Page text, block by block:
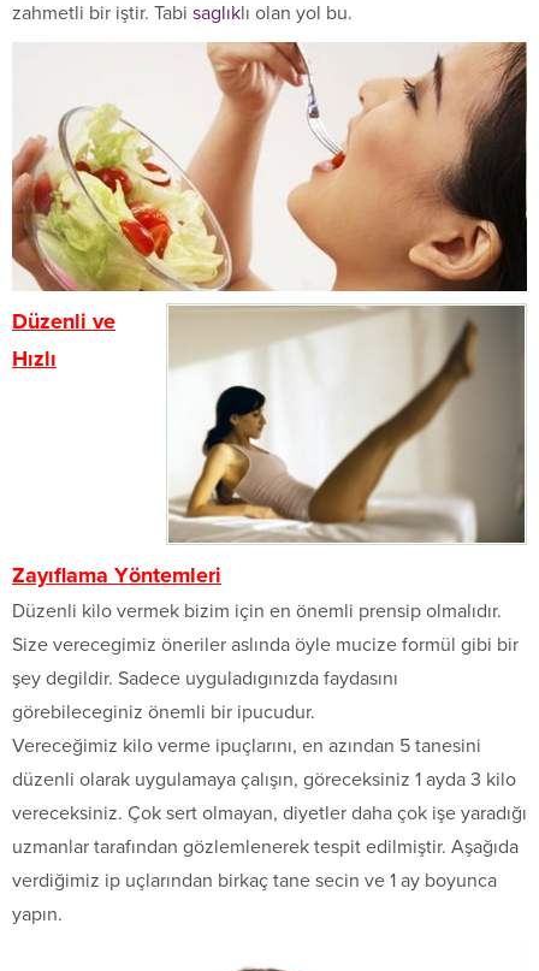
zahmetli bir iştir. Tabi saglıklı olan yol bu.
Düzenli ve
Hızlı
Zayıflama Yöntemleri
Düzenli kilo vermek bizim için en önemli prensip olmalıdır.
Size verecegimiz öneriler aslında öyle mucize formül gibi bir
şey degildir. Sadece uyguladıgınızda faydasını
görebileceginiz önemli bir ipucudur.
Vereceğimiz kilo verme ipuçlarını, en azından 5 tanesini
düzenli olarak uygulamaya çalışın, göreceksiniz 1 ayda 3 kilo
vereceksiniz. Çok sert olmayan, diyetler daha çok işe yaradığı
uzmanlar tarafından gözlemlenerek tespit edilmiştir. Aşağıda
verdiğimiz ip uçlarından birkaç tane secin ve 1 ay boyunca
yapın.